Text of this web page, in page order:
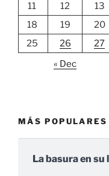
11
12 13
18
19 20
25
26 27
« Dec
MÁS POPULARES
La basura en